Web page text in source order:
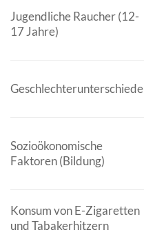
Jugendliche Raucher (12-
17 Jahre)
Geschlechterunterschiede
Sozioökonomische
Faktoren (Bildung)
Konsum von E-Zigaretten
und Tabakerhitzern